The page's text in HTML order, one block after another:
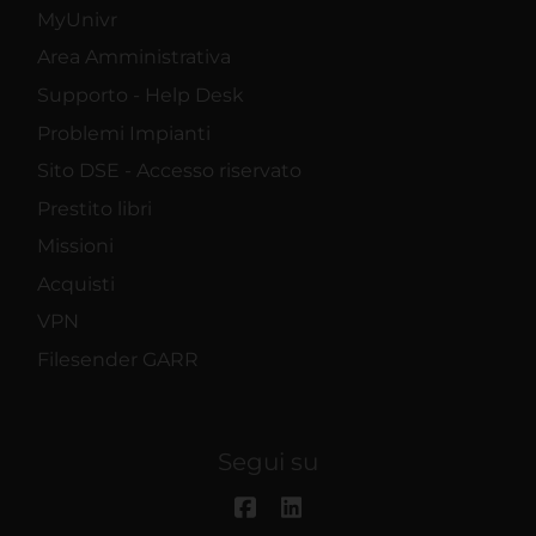
MyUnivr
Area Amministrativa
Supporto - Help Desk
Problemi Impianti
Sito DSE - Accesso riservato
Prestito libri
Missioni
Acquisti
VPN
Filesender GARR
Segui su